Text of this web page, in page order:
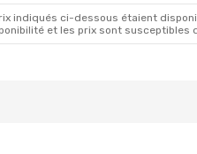
indiqués ci-dessous étaient
et les prix sont susceptibles